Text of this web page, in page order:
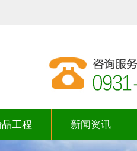
工程 新闻资讯